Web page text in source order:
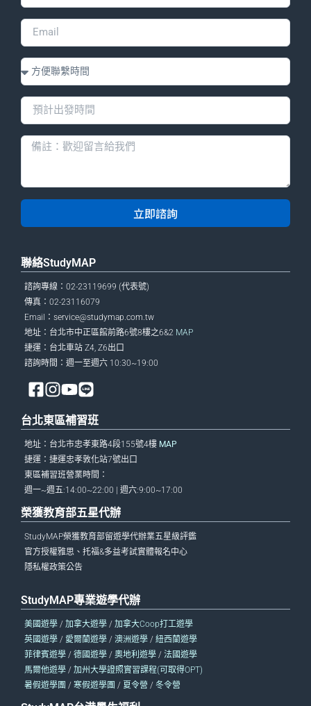
立即諮詢
聯絡StudyMAP
諮詢專線：02-23119699 (代表號)
傳真：02-23116079
Email： service@studymap.com.tw
地址：台北市中正區館前路6號8樓之6&2 MAP
捷運：台北車站 Z4, Z6出口
諮詢時間：週一至週六 10:30~19:00
台北東區補習班
地址：台北市忠孝東路4段155號4樓 MAP
捷運：捷運忠孝敦化站7號出口
東區補習班營業時間：
週一~週五:14:00~22:00 | 週六:9:00~17:00
榮獲教育部五星代辦
StudyMAP榮獲教育部留遊學代辦業五星級評鑑
官方授權雅思、托福&多益考試實體報名中心
隱私權政策公告
StudyMAP專業遊學代辦
美國遊學 / 加拿大遊學 / 加拿大Coop打工遊學
英國遊學 / 愛爾蘭遊學 / 澳洲遊學 / 紐西蘭遊學
菲律賓遊學 / 德國遊學 / 奧地利遊學 / 法國遊學
馬爾他遊學 / 加州大學證照實習課程(可取得OPT)
暑假遊學團 / 寒假遊學團 / 夏令營 / 冬令營